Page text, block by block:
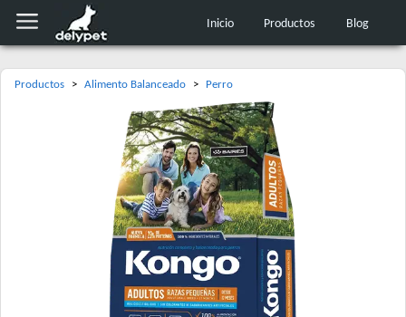
Inicio Productos Blog
Productos > Alimento Balanceado > Perro